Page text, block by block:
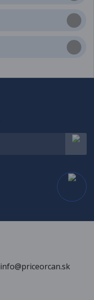
info@priceorcan.sk